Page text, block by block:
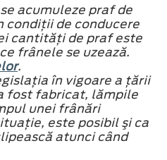
acumuleze praf de
condiţii de conducere
cantităţi de praf este
frânele se uzează.
.
în vigoare a ţării
fost fabricat, lămpile
unei frânări
este posibil şi ca
atunci când